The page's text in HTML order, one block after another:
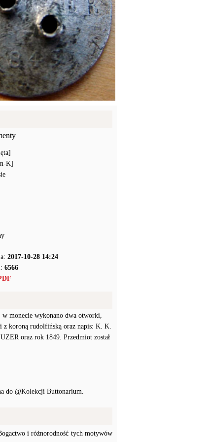
K]
2017-10-28 14:24
6566
monecie wykonano dwa otworki,
z koroną rudolfińską oraz napis: K. K.
oraz rok 1849. Przedmiot został
do @Kolekcji Buttonarium.
i różnorodność tych motywów